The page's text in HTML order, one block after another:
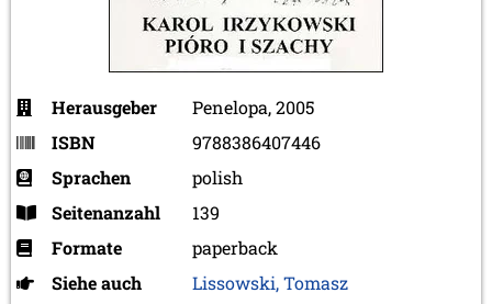
Herausgeber
Penelopa, 2005
ISBN
9788386407446
Sprachen
polish
Seitenanzahl
139
Formate
paperback
Siehe auch
Lissowski, Tomasz